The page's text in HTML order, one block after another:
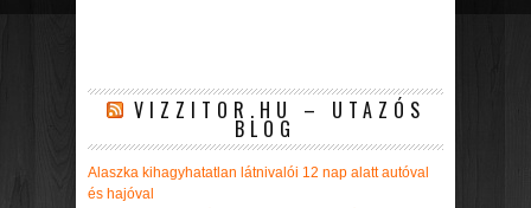
VIZZITOR.HU – UTAZÓS
BLOG
Alaszka kihagyhatatlan látnivalói 12 nap alatt autóval
és hajóval